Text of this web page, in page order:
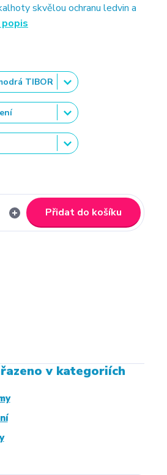
skvělou ochranu ledvin a
Přidat do košíku
v kategoriích